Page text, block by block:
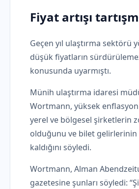
Fiyat artışı
Geçen yıl ulaştırma sektörü
düşük fiyatların
konusunda uyarmıştı.
Münih ulaştırma idaresi
Wortmann, yüksek
yerel ve bölgesel şirketlerin
olduğunu ve bilet gelirlerinin
kaldığını söyledi.
Wortmann, Alman
gazetesine şunları söyledi: